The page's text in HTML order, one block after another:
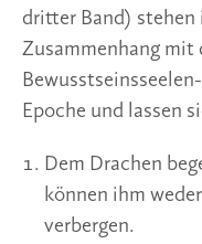
dritter Band) stehen
Zusammenhang mit
Bewusstseinsseelen-
Epoche und lassen
Dem Drachen
können ihm
verbergen.